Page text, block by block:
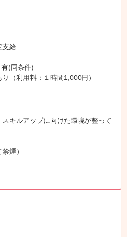
支給
有(同条件)
（利用料：１時間1,000円）
キルアップに向けた環境が整って
煙）